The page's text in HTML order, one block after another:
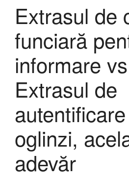
Extrasul de
funciară
informare
Extrasul de
oglinzi,
adevăr